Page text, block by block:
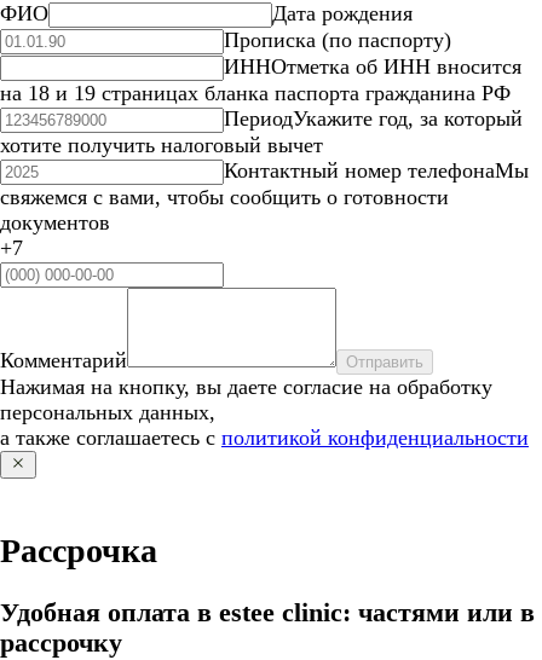
ФИО
Дата рождения
Прописка (по паспорту)
ИННОтметка об ИНН вносится
на 18 и 19 страницах бланка паспорта гражданина РФ
ПериодУкажите год, за который
хотите получить налоговый вычет
Контактный номер телефонаМы
свяжемся с вами, чтобы сообщить о готовности
документов
+7
Комментарий Отправить
Нажимая на кнопку, вы даете согласие на обработку
персональных данных,
а также соглашаетесь с политикой конфиденциальности
Рассрочка
Удобная оплата в estee clinic: частями или в
рассрочку